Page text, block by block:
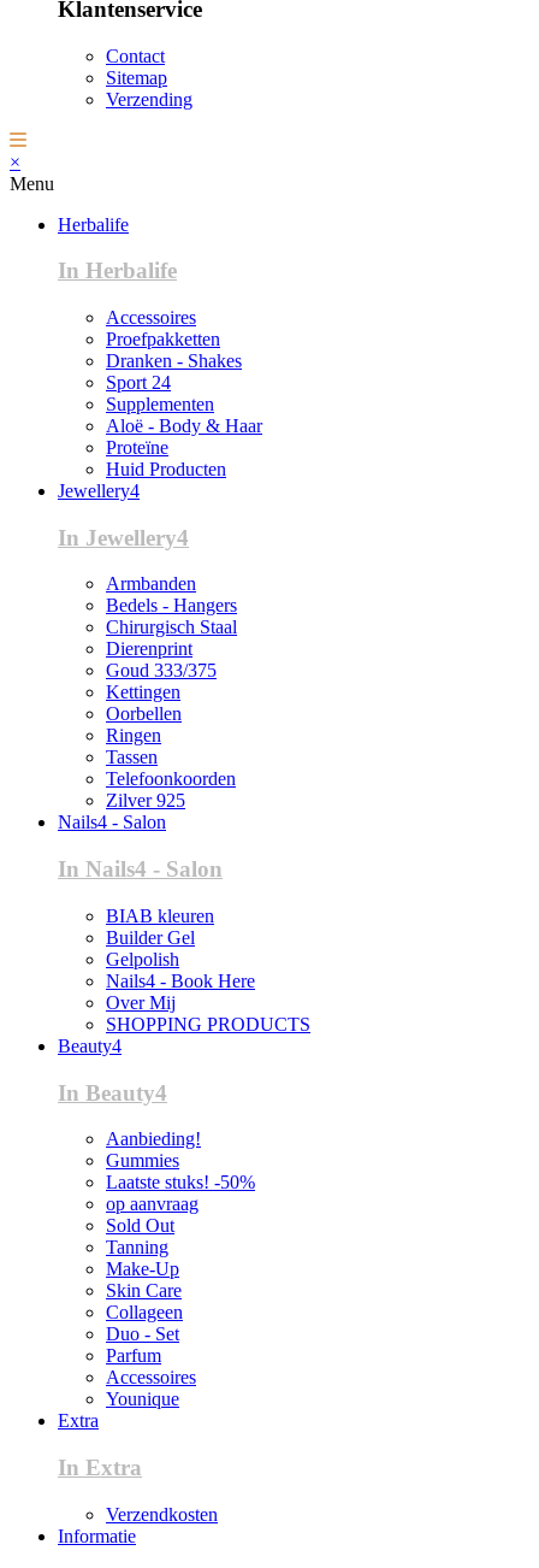
Klantenservice
Contact
Sitemap
Verzending
×
Menu
Herbalife
In Herbalife
Accessoires
Proefpakketten
Dranken - Shakes
Sport 24
Supplementen
Aloë - Body & Haar
Proteïne
Huid Producten
Jewellery4
In Jewellery4
Armbanden
Bedels - Hangers
Chirurgisch Staal
Dierenprint
Goud 333/375
Kettingen
Oorbellen
Ringen
Tassen
Telefoonkoorden
Zilver 925
Nails4 - Salon
In Nails4 - Salon
BIAB kleuren
Builder Gel
Gelpolish
Nails4 - Book Here
Over Mij
SHOPPING PRODUCTS
Beauty4
In Beauty4
Aanbieding!
Gummies
Laatste stuks! -50%
op aanvraag
Sold Out
Tanning
Make-Up
Skin Care
Collageen
Duo - Set
Parfum
Accessoires
Younique
Extra
In Extra
Verzendkosten
Informatie